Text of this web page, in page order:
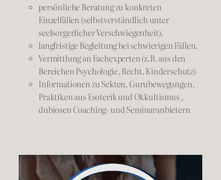
persönliche Beratung zu konkreten
Einzelfällen (selbstverständlich unter
seelsorgerlicher Verschwiegenheit).
langfristige Begleitung bei schwierigen Fällen.
Vermittlung an Fachexperten (z.B. aus den
Bereichen Psychologie, Recht, Kinderschutz)
Informationen zu Sekten, Gurubewegungen,
Praktiken aus Esoterik und Okkultismus ,
dubiosen Coaching- und Seminaranbietern